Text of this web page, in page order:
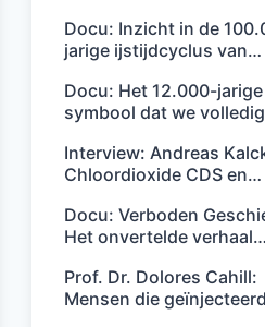
Docu: Inzicht in de
jarige ijstijdcyclus van…
Docu: Het 12.000-jarige
symbool dat we
Interview: Andreas
Chloordioxide CDS en…
Docu: Verboden
Het onvertelde verhaal…
Prof. Dr. Dolores Cahill:
Mensen die